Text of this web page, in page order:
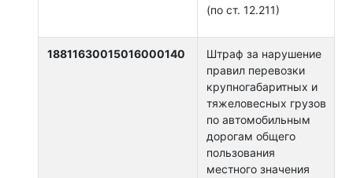
(по ст. 12.211)
18811630015016000140
Штраф за нарушение
правил перевозки
крупногабаритных и
тяжеловесных грузов
по автомобильным
дорогам общего
пользования
местного значения